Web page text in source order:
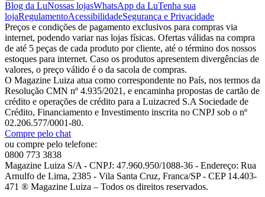
Blog da LuNossas lojasWhatsApp da LuTenha sua
lojaRegulamentoAcessibilidadeSegurança e Privacidade
Preços e condições de pagamento exclusivos para compras via
internet, podendo variar nas lojas físicas. Ofertas válidas na compra
de até 5 peças de cada produto por cliente, até o término dos nossos
estoques para internet. Caso os produtos apresentem divergências de
valores, o preço válido é o da sacola de compras.
O Magazine Luiza atua como correspondente no País, nos termos da
Resolução CMN nº 4.935/2021, e encaminha propostas de cartão de
crédito e operações de crédito para a Luizacred S.A Sociedade de
Crédito, Financiamento e Investimento inscrita no CNPJ sob o nº
02.206.577/0001-80.
Compre pelo chat
ou compre pelo telefone:
0800 773 3838
Magazine Luiza S/A - CNPJ: 47.960.950/1088-36 - Endereço: Rua
Arnulfo de Lima, 2385 - Vila Santa Cruz, Franca/SP - CEP 14.403-
471 ® Magazine Luiza – Todos os direitos reservados.